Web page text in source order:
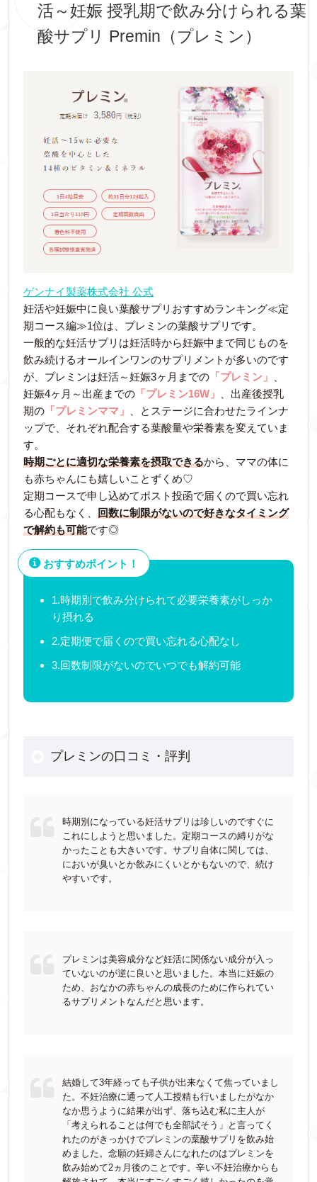
活～妊娠 授乳期で飲み分けられる葉
酸サプリ Premin（プレミン）
ゲンナイ製薬株式会社 公式
妊活や妊娠中に良い葉酸サプリおすすめランキング≪定
期コース編≫1位は、プレミンの葉酸サプリです。
一般的な妊活サプリは妊活時から妊娠中まで同じものを
飲み続けるオールインワンのサプリメントが多いのです
が、プレミンは妊活～妊娠3ヶ月までの 「プレミン」 、
妊娠4ヶ月～出産までの 「プレミン16W」 、出産後授乳
期の 「プレミンママ」 、とステージに合わせたラインナ
ップで、それぞれ配合する葉酸量や栄養素を変えていま
す。
時期ごとに適切な栄養素を摂取できるから、ママの体に
も赤ちゃんにも嬉しいことずくめ♡
定期コースで申し込めてポスト投函で届くので買い忘れ
る心配もなく、 回数に制限がないので好きなタイミング
で解約も可能です◎
おすすめポイント！
1.時期別で飲み分けられて必要栄養素がしっか
り摂れる
2.定期便で届くので買い忘れる心配なし
3.回数制限がないのでいつでも解約可能
プレミンの口コミ・評判
時期別になっている妊活サプリは珍しいのですぐに
これにしようと思いました。定期コースの縛りがな
かったことも大きいです。サプリ自体に関しては、
においが臭いとか飲みにくいとかもないので、続け
やすいです。
プレミンは美容成分など妊活に関係ない成分が入っ
ていないのが逆に良いと思いました。本当に妊娠の
ため、おなかの赤ちゃんの成長のために作られてい
るサプリメントなんだと思います。
結婚して3年経っても子供が出来なくて焦っていまし
た。不妊治療に通って人工授精も行いましたがなか
なか思うように結果が出ず、落ち込む私に主人が
「考えられることは何でも全部試そう」と言ってく
れたのがきっかけでプレミンの葉酸サプリを飲み始
めました。念願の妊婦さんになれたのはプレミンを
飲み始めて2ヵ月後のことです。辛い不妊治療からも